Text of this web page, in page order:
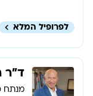
לפרופיל המלא
ד”ר
מנתח